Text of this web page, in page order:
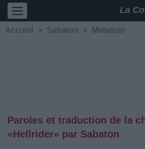
La
Accueil > Sabaton > Metalizer
Paroles et traduction de la
«Hellrider» par Sabaton